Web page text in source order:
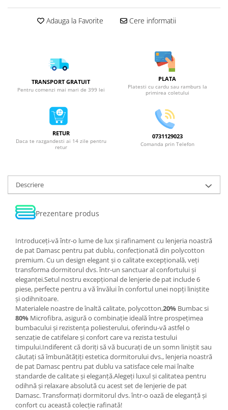
Adauga la Favorite Cere informatii
TRANSPORT GRATUIT
Pentru comenzi mai mari de 399 lei
PLATA
Platesti cu cardu sau ramburs la
primirea coletului
RETUR
Daca te razgandesti ai 14 zile pentru
retur
0731129023
Comanda prin Telefon
Descriere
Prezentare produs
Introduceți-vă într-o lume de lux și rafinament cu lenjeria noastră
de pat Damasc pentru pat dublu, confecționată din polycotton
premium. Cu un design elegant și o calitate excepțională, veți
transforma dormitorul dvs. într-un sanctuar al confortului și
eleganței.Setul nostru excepțional de lenjerie de pat include 6
piese, perfecte pentru a vă învălui în confortul unei nopți liniștite
și odihnitoare.
Materialele noastre de înaltă calitate, polycotton,20% Bumbac si
80% Microfibra, asigură o combinație ideală între prospețimea
bumbacului și rezistența poliesterului, oferindu-vă astfel o
senzație de catifelare și confort care va rezista testului
timpului.Indiferent că doriți să vă bucurați de un somn liniștit sau
căutați să îmbunătățiți estetica dormitorului dvs., lenjeria noastră
de pat Damasc pentru pat dublu va satisface cele mai înalte
standarde de calitate și eleganță.Alegeți luxul și calitatea pentru
odihnă și relaxare absolută cu acest set de lenjerie de pat
Damasc. Transformați dormitorul dvs. într-o oază de eleganță și
confort cu această colecție rafinată!